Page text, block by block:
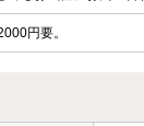
円要。